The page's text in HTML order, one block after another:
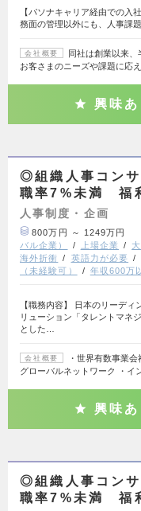
【パソナキャリア経由での入
務面の管理以外にも、人事課
会社概要
同社は創業以来
お客さまのニーズや課題に応
興味あ
◎組織人事コン
職率7%未満 福
人事制度・企画
800万円 ～ 1249万円
バル企業）
上場企業
海外折衝
英語力が必要
（未経験可）
年収600万
【職務内容】 日本のリーデ
リューション「タレントマネ
とした…
会社概要
・世界有数事業
グローバルネットワーク ・イ
興味あ
◎組織人事コン
職率7%未満 福